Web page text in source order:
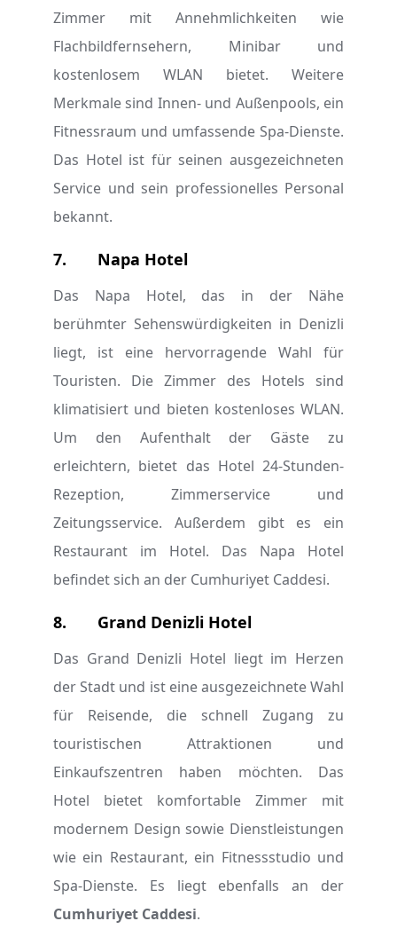
Zimmer mit Annehmlichkeiten wie
Flachbildfernsehern, Minibar und
kostenlosem WLAN bietet. Weitere
Merkmale sind Innen- und Außenpools, ein
Fitnessraum und umfassende Spa-Dienste.
Das Hotel ist für seinen ausgezeichneten
Service und sein professionelles Personal
bekannt.
7. Napa Hotel
Das Napa Hotel, das in der Nähe
berühmter Sehenswürdigkeiten in Denizli
liegt, ist eine hervorragende Wahl für
Touristen. Die Zimmer des Hotels sind
klimatisiert und bieten kostenloses WLAN.
Um den Aufenthalt der Gäste zu
erleichtern, bietet das Hotel 24-Stunden-
Rezeption, Zimmerservice und
Zeitungsservice. Außerdem gibt es ein
Restaurant im Hotel. Das Napa Hotel
befindet sich an der Cumhuriyet Caddesi.
8. Grand Denizli Hotel
Das Grand Denizli Hotel liegt im Herzen
der Stadt und ist eine ausgezeichnete Wahl
für Reisende, die schnell Zugang zu
touristischen Attraktionen und
Einkaufszentren haben möchten. Das
Hotel bietet komfortable Zimmer mit
modernem Design sowie Dienstleistungen
wie ein Restaurant, ein Fitnessstudio und
Spa-Dienste. Es liegt ebenfalls an der
Cumhuriyet Caddesi.